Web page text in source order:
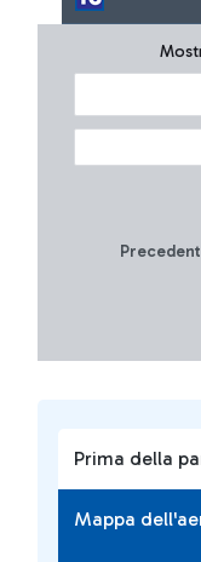
Prima della
Mappa